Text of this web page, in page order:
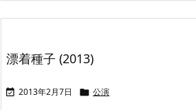
漂着種子 (2013)
 2013年2月7日  公演